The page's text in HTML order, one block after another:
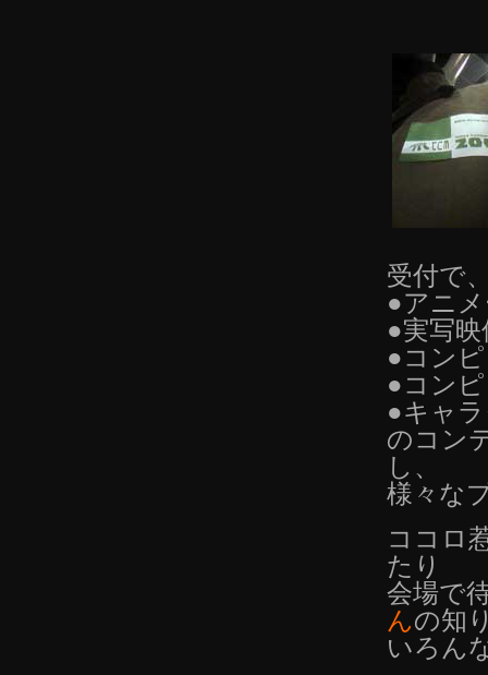
受付で
●アニ
●実写映
●コン
●コン
●キャ
のコン
し、
様々な
ココロ
たり
会場で
んの知
いろん